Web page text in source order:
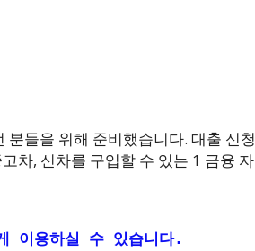
들을 위해 준비했습니다. 대출 신청
차, 신차를 구입할 수 있는 1 금융 자
이용하실 수 있습니다.